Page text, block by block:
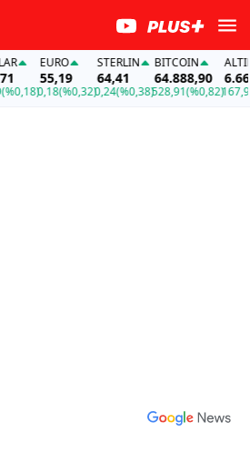
EURO
55,19
0,18(%0,32)
STERLIN
64,41
0,24(%0,38)
BITCOIN
64.888,90
528,91(%0,82)
ALTIN
167,96